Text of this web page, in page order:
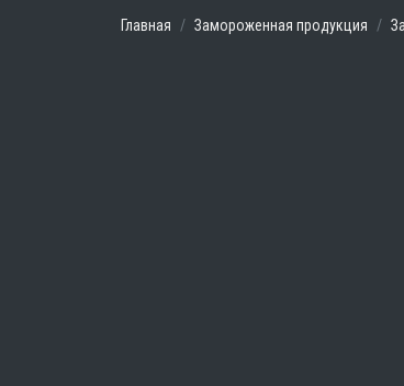
Главная Замороженная продукция